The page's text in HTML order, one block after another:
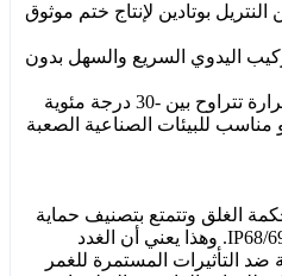
بوتادين لإنتاج ختم موثوق
اليدوي السريع والسهل بدون
• آمن للاستخدام في درجات حرارة تتراوح بين -30 درجة مئوية
الغلق وتتمتع بتصنيف حماية
ضد دخول الغبار وفقًا لمعايير IP68/69. وهذا يعني أن الغدد
ضد التأثيرات المستمرة للغمر